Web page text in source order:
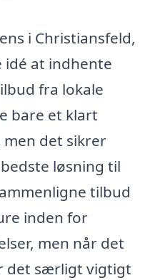
i Christiansfeld,
at indhente
fra lokale
bare et klart
det sikrer
løsning til
tilbud
inden for
men når det
det særligt vigtigt